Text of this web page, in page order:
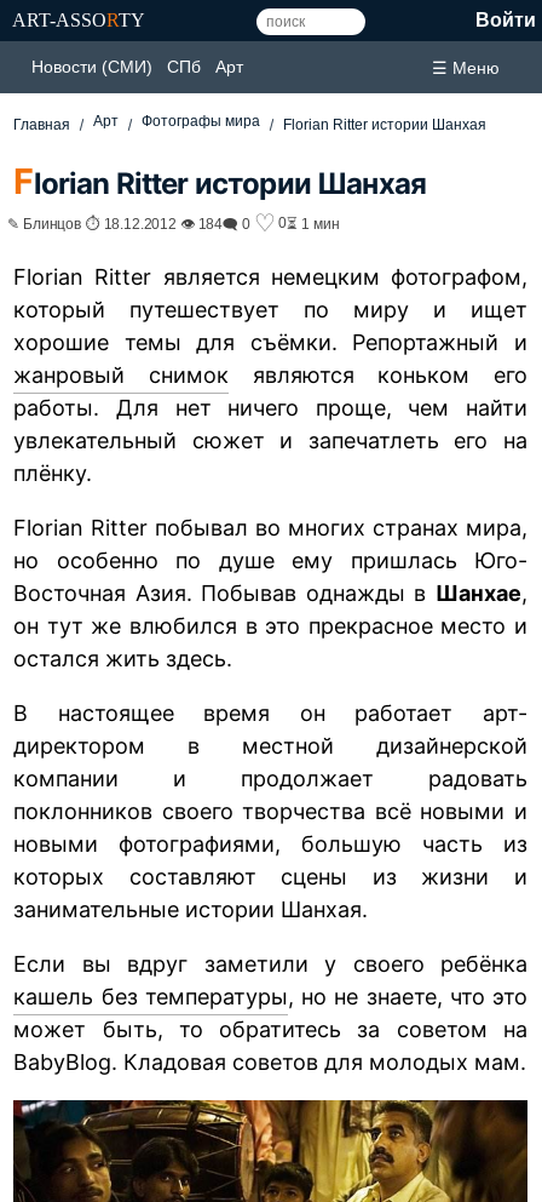
ART-ASSORTY Войти
Новости (СМИ) СПб Арт ☰ Меню
Главная Арт Фотографы мира Florian Ritter истории Шанхая
Florian Ritter истории Шанхая
✎ Блинцов ⏱ 18.12.2012 👁 184🗨 0 ♡ 0⏳ 1 мин
Florian Ritter является немецким фотографом,
который путешествует по миру и ищет
хорошие темы для съёмки. Репортажный и
жанровый снимок являются коньком его
работы. Для нет ничего проще, чем найти
увлекательный сюжет и запечатлеть его на
плёнку.
Florian Ritter побывал во многих странах мира,
но особенно по душе ему пришлась Юго-
Восточная Азия. Побывав однажды в Шанхае,
он тут же влюбился в это прекрасное место и
остался жить здесь.
В настоящее время он работает арт-
директором в местной дизайнерской
компании и продолжает радовать
поклонников своего творчества всё новыми и
новыми фотографиями, большую часть из
которых составляют сцены из жизни и
занимательные истории Шанхая.
Если вы вдруг заметили у своего ребёнка
кашель без температуры, но не знаете, что это
может быть, то обратитесь за советом на
BabyBlog. Кладовая советов для молодых мам.